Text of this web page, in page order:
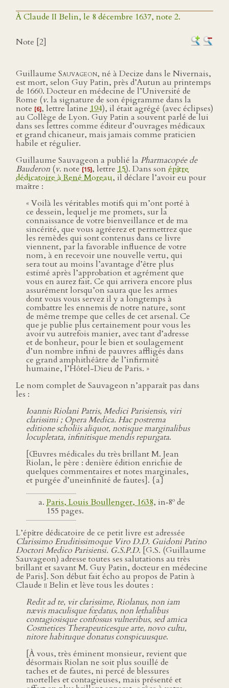
À Claude II Belin, le 8 décembre 1637, note 2.
Note [2]
Guillaume Sauvageon, né à Decize dans le Nivernais,
est mort, selon Guy Patin, près d’Autun au printemps
de 1660. Docteur en médecine de l’Université de
Rome (v. la signature de son épigramme dans la
note [6], lettre latine 194), il était agrégé (avec éclipses)
au Collège de Lyon. Guy Patin a souvent parlé de lui
dans ses lettres comme éditeur d’ouvrages médicaux
et grand chicaneur, mais jamais comme praticien
habile et régulier.
Guillaume Sauvageon a publié la Pharmacopée de
Bauderon (v. note[15], lettre 15). Dans son épître
dédicatoire à René Moreau, il déclare l’avoir eu pour
maître :
« Voilà les véritables motifs qui m’ont porté à
ce dessein, lequel je me promets, sur la
connaissance de votre bienveillance et de ma
sincérité, que vous agréerez et permettrez que
les remèdes qui sont contenus dans ce livre
viennent, par la favorable influence de votre
nom, à en recevoir une nouvelle vertu, qui
sera tout au moins l’avantage d’être plus
estimé après l’approbation et agrément que
vous en aurez fait. Ce qui arrivera encore plus
assurément lorsqu’on saura que les armes
dont vous vous servez il y a longtemps à
combattre les ennemis de notre nature, sont
de même trempe que celles de cet arsenal. Ce
que je publie plus certainement pour vous les
avoir vu autrefois manier, avec tant d’adresse
et de bonheur, pour le bien et soulagement
d’un nombre infini de pauvres affligés dans
ce grand amphithéâtre de l’infirmité
humaine, l’Hôtel-Dieu de Paris. »
Le nom complet de Sauvageon n’apparaît pas dans
les :
Ioannis Riolani Patris, Medici Parisiensis, viri
clarissimi ; Opera Medica. Hac postrema
editione scholiis aliquot, notisque marginalibus
locupletata, infinitisque mendis repurgata.
[Œuvres médicales du très brillant M. Jean
Riolan, le père : denière édition enrichie de
quelques commentaires et notes marginales,
et purgée d’uneinfinité de fautes]. {a}
Paris, Louis Boullenger, 1638, in‑8o de
155 pages.
L’épître dédicatoire de ce petit livre est adressée
Clarissimo Eruditissimoque Viro D.D. Guidoni Patino
Doctori Medico Parisiensi. G.S.P.D. [G.S. (Guillaume
Sauvageon) adresse toutes ses salutations au très
brillant et savant M. Guy Patin, docteur en médecine
de Paris]. Son début fait écho au propos de Patin à
Claude iiBelin et lève tous les doutes :
Redit ad te, vir clarissime, Riolanus, non iam
nævis maculisque fœdatus, non lethalibus
contagiosisque confossus vulneribus, sed amica
Cosmetices Therapeuticesque arte, novo cultu,
nitore habituque donatus conspicuusque.
[À vous, très éminent monsieur, revient que
désormais Riolan ne soit plus souillé de
taches et de fautes, ni percé de blessures
mortelles et contagieuses, mais présenté et